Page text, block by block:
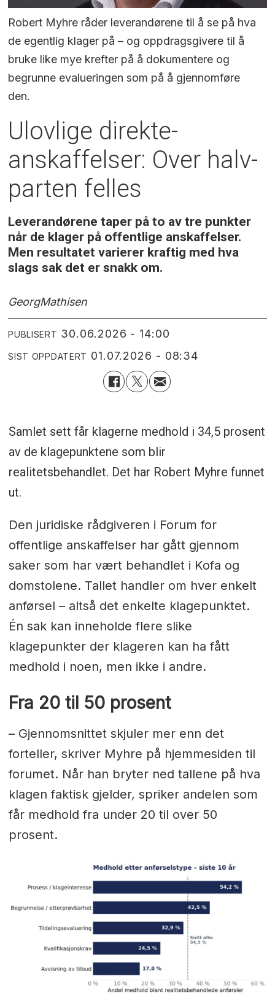
Robert Myhre råder leverandørene til å se på hva
de egentlig klager på – og oppdragsgivere til å
bruke like mye krefter på å dokumentere og
begrunne evalueringen som på å gjennomføre
den.
Ulovlige direkte­
anskaffelser: Over halv­
parten felles
Leverandørene taper på to av tre punkter
når de klager på offentlige anskaffelser.
Men resultatet varierer kraftig med hva
slags sak det er snakk om.
GeorgMathisen
PUBLISERT 30.06.2026 - 14:00
SIST OPPDATERT 01.07.2026 - 08:34
Samlet sett får klagerne medhold i 34,5 prosent
av de klagepunktene som blir
realitetsbehandlet. Det har Robert Myhre funnet
ut.
Den juridiske rådgiveren i Forum for
offentlige anskaffelser har gått gjennom
saker som har vært behandlet i Kofa og
domstolene. Tallet handler om hver enkelt
anførsel – altså det enkelte klagepunktet.
Én sak kan inneholde flere slike
klagepunkter der klageren kan ha fått
medhold i noen, men ikke i andre.
Fra 20 til 50 prosent
– Gjennomsnittet skjuler mer enn det
forteller, skriver Myhre på hjemmesiden til
forumet. Når han bryter ned tallene på hva
klagen faktisk gjelder, spriker andelen som
får medhold fra under 20 til over 50
prosent.